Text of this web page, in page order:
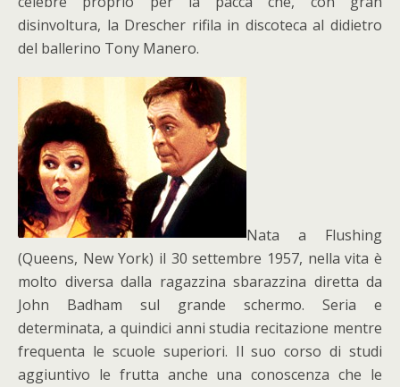
disinvoltura, la Drescher rifila in discoteca al didietro
del ballerino Tony Manero.
Nata a Flushing
(Queens, New York) il 30 settembre 1957, nella vita è
molto diversa dalla ragazzina sbarazzina diretta da
John Badham sul grande schermo. Seria e
determinata, a quindici anni studia recitazione mentre
frequenta le scuole superiori. Il suo corso di studi
aggiuntivo le frutta anche una conoscenza che le